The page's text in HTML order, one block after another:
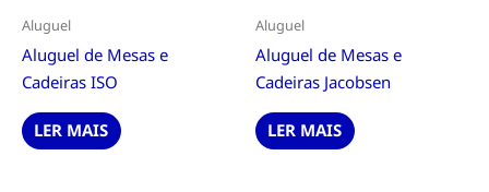
Aluguel
Aluguel de Mesas e
Cadeiras ISO
LER MAIS
Aluguel
Aluguel de Mesas e
Cadeiras Jacobsen
LER MAIS